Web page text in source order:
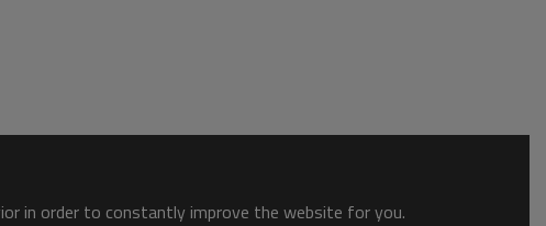
in order to constantly improve the website for you.